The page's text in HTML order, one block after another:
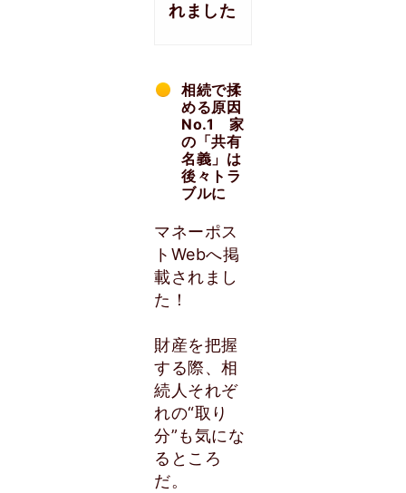
れました
相続で揉
める原因
No.1 家
の「共有
名義」は
後々トラ
ブルに
マネーポス
トWebへ掲
載されまし
た！
財産を把握
する際、相
続人それぞ
れの“取り
分”も気にな
るところ
だ。